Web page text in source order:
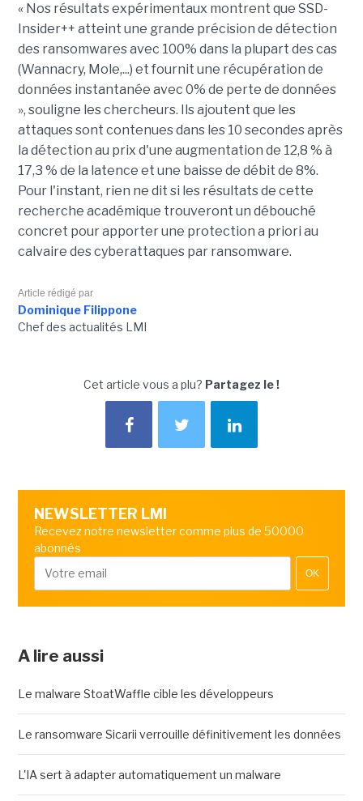
« Nos résultats expérimentaux montrent que SSD-
Insider++ atteint une grande précision de détection
des ransomwares avec 100% dans la plupart des cas
(Wannacry, Mole,...) et fournit une récupération de
données instantanée avec 0% de perte de données
», souligne les chercheurs. Ils ajoutent que les
attaques sont contenues dans les 10 secondes après
la détection au prix d'une augmentation de 12,8 % à
17,3 % de la latence et une baisse de débit de 8%.
Pour l'instant, rien ne dit si les résultats de cette
recherche académique trouveront un débouché
concret pour apporter une protection a priori au
calvaire des cyberattaques par ransomware.
Article rédigé par
Dominique Filippone
Chef des actualités LMI
Cet article vous a plu? Partagez le !
NEWSLETTER LMI
Recevez notre newsletter comme plus de 50000
abonnés
OK
A lire aussi
Le malware StoatWaffle cible les développeurs
Le ransomware Sicarii verrouille définitivement les données
L'IA sert à adapter automatiquement un malware